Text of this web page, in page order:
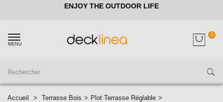
ENJOY THE OUTDOOR LIFE
MENU
0
Accueil > Terrasse Bois > Plot Terrasse Réglable >